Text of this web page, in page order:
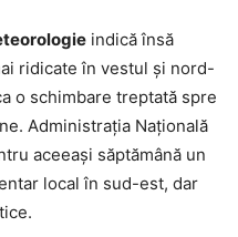
indică însă
ridicate în vestul și nord-
o schimbare treptată spre
Administrația Națională
aceeași săptămână un
local în sud-est, dar